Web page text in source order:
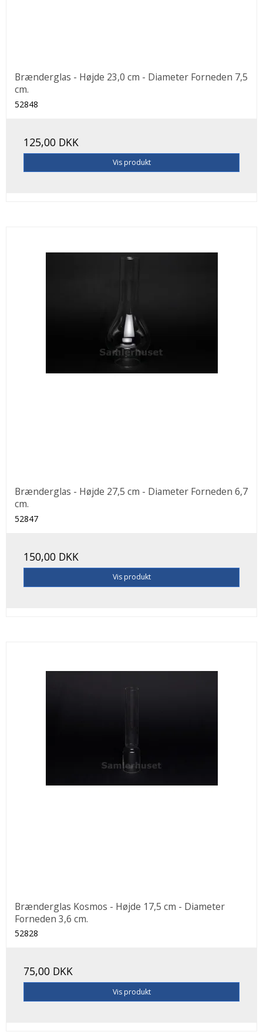
Brænderglas - Højde 23,0 cm - Diameter Forneden 7,5
cm.
52848
125,00 DKK
Vis produkt
Brænderglas - Højde 27,5 cm - Diameter Forneden 6,7
cm.
52847
150,00 DKK
Vis produkt
Brænderglas Kosmos - Højde 17,5 cm - Diameter
Forneden 3,6 cm.
52828
75,00 DKK
Vis produkt